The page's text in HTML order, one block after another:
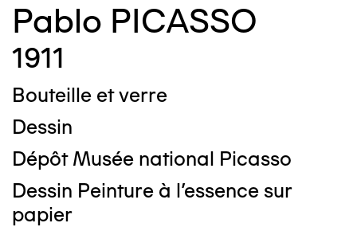
Pablo PICASSO
1911
Bouteille et verre
Dessin
Dépôt Musée national Picasso
Dessin Peinture à l'essence sur
papier